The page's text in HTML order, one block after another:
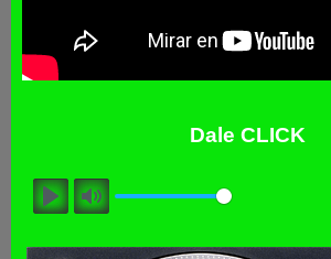
Dale CLICK
Play Mute